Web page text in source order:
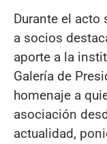
Durante el
a socios
aporte a la
Galería de
homenaje a
asociación
actualidad,